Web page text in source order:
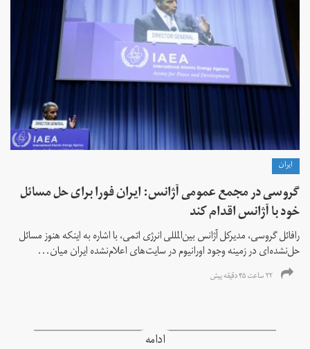
ايران
گروسی در مجمع عمومی آژانس: ایران فورا برای حل مسائل
خود با آژانس اقدام کند
رافائل گروسی، مدیرکل آژانس بین‌المللی انرژی اتمی، با اشاره به اینکه هنوز مسائل
حل‌نشده‌ای در زمینه وجود اورانیوم در سایت‌های اعلام‌نشده ایران میان...
۲۲ ساعت ۴۵ دقیقه پیش
ادامه